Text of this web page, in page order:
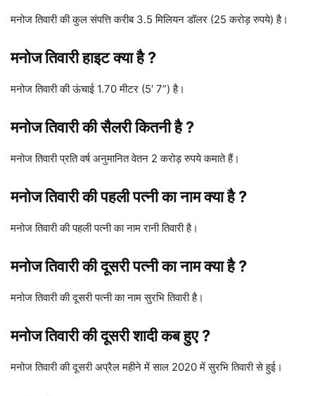
मनोज तिवारी की कुल संपत्ति करीब 3.5 मिलियन डॉलर (25 करोड़ रुपये) है।
मनोज तिवारी हाइट क्या है ?
मनोज तिवारी की ऊंचाई 1.70 मीटर (5′ 7”) है।
मनोज तिवारी की सैलरी कितनी है ?
मनोज तिवारी प्रति वर्ष अनुमानित वेतन 2 करोड़ रुपये कमाते हैं।
मनोज तिवारी की पहली पत्नी का नाम क्या है ?
मनोज तिवारी की पहली पत्नी का नाम रानी तिवारी है।
मनोज तिवारी की दूसरी पत्नी का नाम क्या है ?
मनोज तिवारी की दूसरी पत्नी का नाम सुरभि तिवारी है।
मनोज तिवारी की दूसरी शादी कब हुए ?
मनोज तिवारी की दूसरी अप्रैल महीने में साल 2020 में सुरभि तिवारी से हुई।